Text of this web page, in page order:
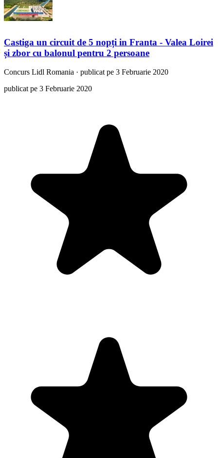
Castiga un circuit de 5 nopți in Franta - Valea Loirei
și zbor cu balonul pentru 2 persoane
Concurs Lidl Romania · publicat pe 3 Februarie 2020
publicat pe 3 Februarie 2020